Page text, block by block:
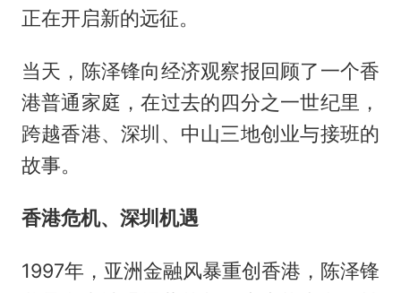
正在开启新的远征。
当天，陈泽锋向经济观察报回顾了一个香
港普通家庭，在过去的四分之一世纪里，
跨越香港、深圳、中山三地创业与接班的
故事。
香港危机、深圳机遇
1997年，亚洲金融风暴重创香港，陈泽锋